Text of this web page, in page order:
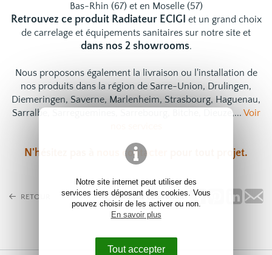
Notre site internet peut utiliser des
services tiers déposant des cookies. Vous
pouvez choisir de les activer ou non.
En savoir plus
Tout accepter
Bas-Rhin (67) et en Moselle (57)
Retrouvez ce produit Radiateur ECIGI et un grand choix
de carrelage et équipements sanitaires sur notre site et
dans nos 2 showrooms.
Nous proposons également la livraison ou l'installation de
nos produits dans la région de Sarre-Union, Drulingen,
Diemeringen, Saverne, Marlenheim, Strasbourg, Haguenau,
Sarralbe, Sarreguemines, Sarrebourg, Bitche, Dieuze,... Voir
N'hésitez pas à nous contacter pour tout projet.
RETOUR Partagez ce produit